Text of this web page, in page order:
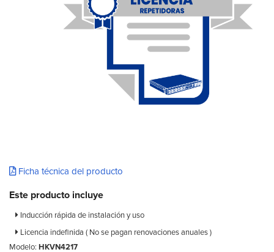
Ficha técnica del producto
Este producto incluye
Inducción rápida de instalación y uso
Licencia indefinida ( No se pagan renovaciones anuales )
Modelo: HKVN4217